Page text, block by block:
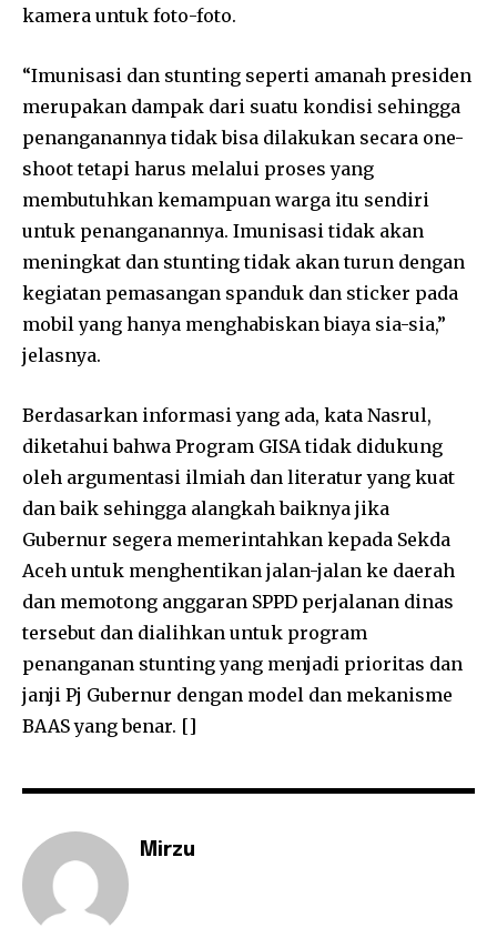
kamera untuk foto-foto.
“Imunisasi dan stunting seperti amanah presiden
merupakan dampak dari suatu kondisi sehingga
penanganannya tidak bisa dilakukan secara one-
shoot tetapi harus melalui proses yang
membutuhkan kemampuan warga itu sendiri
untuk penanganannya. Imunisasi tidak akan
meningkat dan stunting tidak akan turun dengan
kegiatan pemasangan spanduk dan sticker pada
mobil yang hanya menghabiskan biaya sia-sia,”
jelasnya.
Berdasarkan informasi yang ada, kata Nasrul,
diketahui bahwa Program GISA tidak didukung
oleh argumentasi ilmiah dan literatur yang kuat
dan baik sehingga alangkah baiknya jika
Gubernur segera memerintahkan kepada Sekda
Aceh untuk menghentikan jalan-jalan ke daerah
dan memotong anggaran SPPD perjalanan dinas
tersebut dan dialihkan untuk program
penanganan stunting yang menjadi prioritas dan
janji Pj Gubernur dengan model dan mekanisme
BAAS yang benar. []
Mirzu